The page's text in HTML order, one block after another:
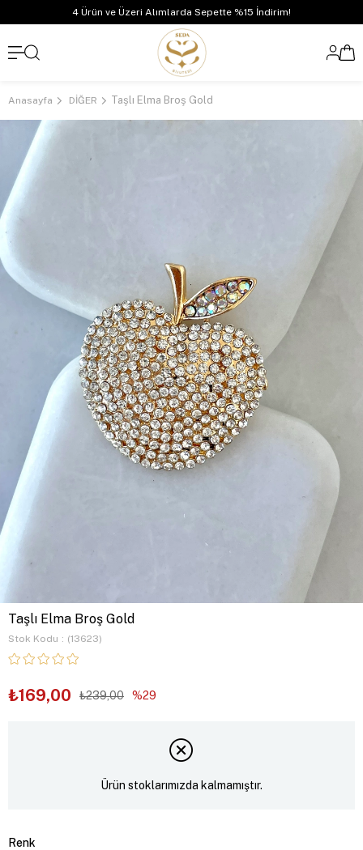
4 Ürün ve Üzeri Alımlarda Sepette %15 İndirim!
Anasayfa DİĞER Taşlı Elma Broş Gold
Taşlı Elma Broş Gold
Stok Kodu (13623)
₺239,00
₺169,00 29
Ürün stoklarımızda kalmamıştır.
Renk